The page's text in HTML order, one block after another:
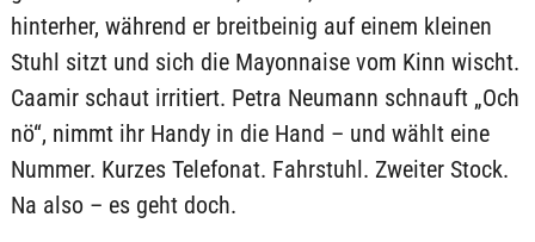
hinterher, während er breitbeinig auf einem kleinen
Stuhl sitzt und sich die Mayonnaise vom Kinn wischt.
Caamir schaut irritiert. Petra Neumann schnauft „Och
nö“, nimmt ihr Handy in die Hand – und wählt eine
Nummer. Kurzes Telefonat. Fahrstuhl. Zweiter Stock.
Na also – es geht doch.